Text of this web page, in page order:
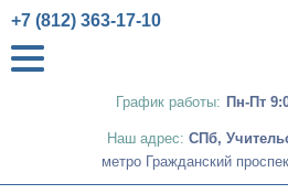
График работы: Пн-Пт
+7 (812) 363-17-10
Наш адрес: СПб,
метро Гражданский